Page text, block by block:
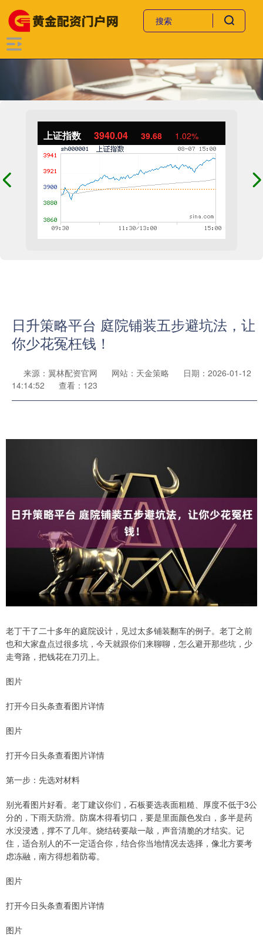
上证指数 3940.04 39.68 1.02%
日升策略平台 庭院铺装五步避坑法，让
你少花冤枉钱！
来源：翼林配资官网 网站：天金策略
日期：2026-01-12
14:14:52
查看：123
老丁干了二十多年的庭院设计，见过太多铺装翻车的例子。老丁之前
也和大家盘点过很多坑，今天就跟你们来聊聊，怎么避开那些坑，少
走弯路，把钱花在刀刃上。
图片
打开今日头条查看图片详情
图片
打开今日头条查看图片详情
第一步：先选对材料
别光看图片好看。老丁建议你们，石板要选表面粗糙、厚度不低于3公
分的，下雨天防滑。防腐木得看切口，要是里面颜色发白，多半是药
水没浸透，撑不了几年。烧结砖要敲一敲，声音清脆的才结实。记
住，适合别人的不一定适合你，结合你当地情况去选择，像北方要考
虑冻融，南方得想着防霉。
图片
打开今日头条查看图片详情
图片